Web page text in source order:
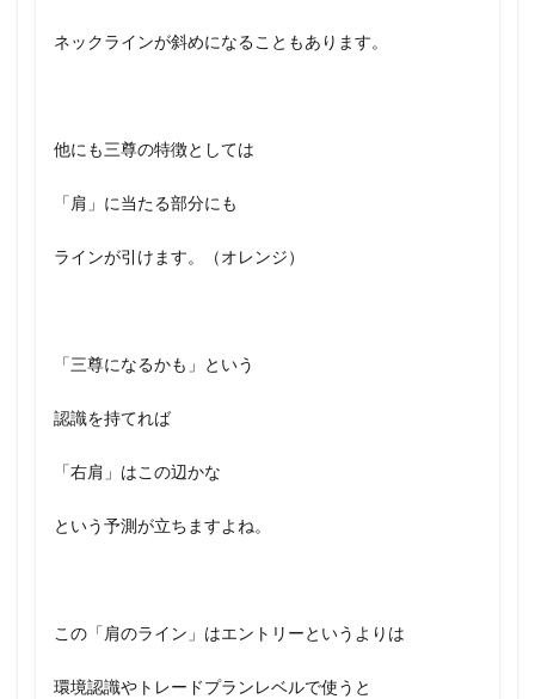
ネックラインが斜めになることもあります。
他にも三尊の特徴としては
「肩」に当たる部分にも
ラインが引けます。（オレンジ）
「三尊になるかも」という
認識を持てれば
「右肩」はこの辺かな
という予測が立ちますよね。
この「肩のライン」はエントリーというよりは
環境認識やトレードプランレベルで使うと